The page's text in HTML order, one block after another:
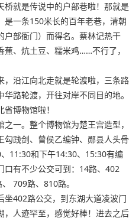
桥就是传说中的户部巷啦！那就是
是一条150米长的百年老巷，清朝
户部衙门）而得名。蔡林记热干
、炕土豆、糯米鸡……不行了，
，沿江向北走就是轮渡啦，三条路
路轮渡，开往对岸不同目的地。
博物馆啦！
一。整个博物馆为楚王宫造型，
践剑、曾侯乙编钟、郧县人头骨
11:30和下午14:30、15:30有编
口有不少公交可到：14路、402
709路、810路。
坐402路公交，到东湖大道凌波门
人迹罕至，感觉好棒！进去之后